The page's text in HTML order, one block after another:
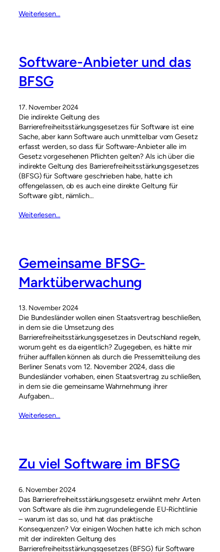
Weiterlesen…
Software-Anbieter und das
BFSG
17. November 2024
Die indirekte Geltung des
Barrierefreiheitsstärkungsgesetzes für Software ist eine
Sache, aber kann Software auch unmittelbar vom Gesetz
erfasst werden, so dass für Software-Anbieter alle im
Gesetz vorgesehenen Pflichten gelten? Als ich über die
indirekte Geltung des Barrierefreiheitsstärkungsgesetzes
(BFSG) für Software geschrieben habe, hatte ich
offengelassen, ob es auch eine direkte Geltung für
Software gibt, nämlich…
Weiterlesen…
Gemeinsame BFSG-
Marktüberwachung
13. November 2024
Die Bundesländer wollen einen Staatsvertrag beschließen,
in dem sie die Umsetzung des
Barrierefreiheitsstärkungsgesetzes in Deutschland regeln,
worum geht es da eigentlich? Zugegeben, es hätte mir
früher auffallen können als durch die Pressemitteilung des
Berliner Senats vom 12. November 2024, dass die
Bundesländer vorhaben, einen Staatsvertrag zu schließen,
in dem sie die gemeinsame Wahrnehmung ihrer
Aufgaben…
Weiterlesen…
Zu viel Software im BFSG
6. November 2024
Das Barrierefreiheitsstärkungsgesetz erwähnt mehr Arten
von Software als die ihm zugrundeliegende EU-Richtlinie
– warum ist das so, und hat das praktische
Konsequenzen? Vor einigen Wochen hatte ich mich schon
mit der indirekten Geltung des
Barrierefreiheitsstärkungsgesetzes (BFSG) für Software